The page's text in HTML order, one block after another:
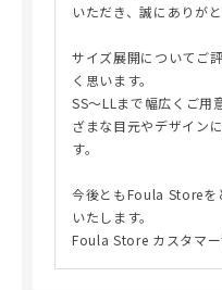
いただき、誠にありが
サイズ展開についてご
く思います。
SS〜LLまで幅広くご用
ざまな目元やデザイン
す。
今後ともFoula Storeを
いたします。
Foula Store カスタマー